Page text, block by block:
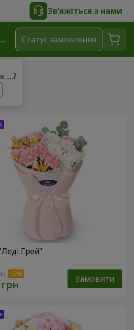
Зв’яжіться з нами
Чорноморськ (Іллічівськ)
Чорноморськ (Іллічівськ)?
Статус замовлення
Грей"
Замовити